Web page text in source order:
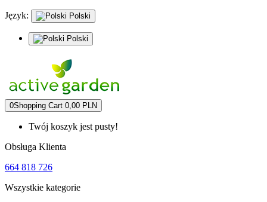
Język: Polski
Polski
0Shopping Cart 0,00 PLN
Twój koszyk jest pusty!
Obsługa Klienta
664 818 726
Wszystkie kategorie